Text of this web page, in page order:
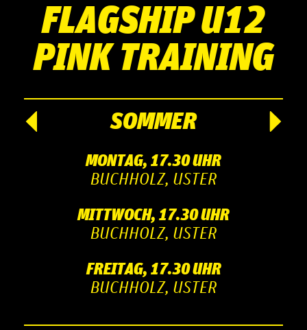
FLAGSHIP U12
PINK TRAINING
SOMMER
MONTAG, 17.30 UHR
BUCHHOLZ, USTER
MITTWOCH, 17.30 UHR
BUCHHOLZ, USTER
FREITAG, 17.30 UHR
BUCHHOLZ, USTER